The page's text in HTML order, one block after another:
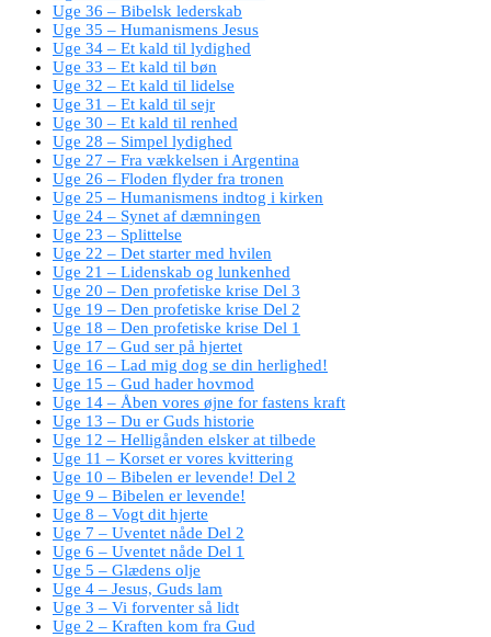
Uge 36 – Bibelsk lederskab
Uge 35 – Humanismens Jesus
Uge 34 – Et kald til lydighed
Uge 33 – Et kald til bøn
Uge 32 – Et kald til lidelse
Uge 31 – Et kald til sejr
Uge 30 – Et kald til renhed
Uge 28 – Simpel lydighed
Uge 27 – Fra vækkelsen i Argentina
Uge 26 – Floden flyder fra tronen
Uge 25 – Humanismens indtog i kirken
Uge 24 – Synet af dæmningen
Uge 23 – Splittelse
Uge 22 – Det starter med hvilen
Uge 21 – Lidenskab og lunkenhed
Uge 20 – Den profetiske krise Del 3
Uge 19 – Den profetiske krise Del 2
Uge 18 – Den profetiske krise Del 1
Uge 17 – Gud ser på hjertet
Uge 16 – Lad mig dog se din herlighed!
Uge 15 – Gud hader hovmod
Uge 14 – Åben vores øjne for fastens kraft
Uge 13 – Du er Guds historie
Uge 12 – Helligånden elsker at tilbede
Uge 11 – Korset er vores kvittering
Uge 10 – Bibelen er levende! Del 2
Uge 9 – Bibelen er levende!
Uge 8 – Vogt dit hjerte
Uge 7 – Uventet nåde Del 2
Uge 6 – Uventet nåde Del 1
Uge 5 – Glædens olje
Uge 4 – Jesus, Guds lam
Uge 3 – Vi forventer så lidt
Uge 2 – Kraften kom fra Gud